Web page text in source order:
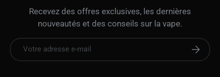
Recevez des offres exclusives, les dernières
nouveautés et des conseils sur la vape.
E-mail